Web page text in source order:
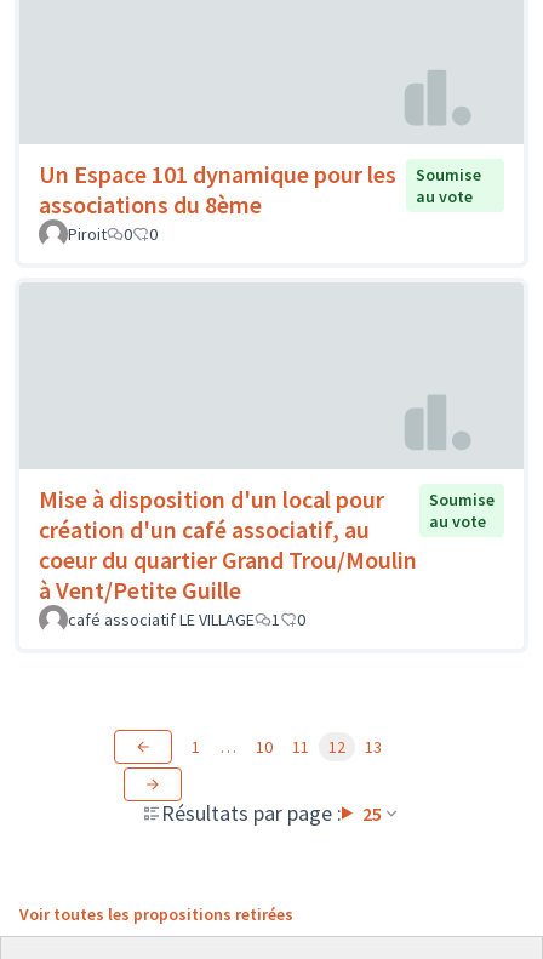
Un Espace 101 dynamique pour les
associations du 8ème
Soumise
au vote
Piroit
0 0
Mise à disposition d'un local pour
création d'un café associatif, au
coeur du quartier Grand Trou/Moulin
à Vent/Petite Guille
Soumise
au vote
café associatif LE VILLAGE 1 0
Résultats par page : 25
1 … 10 11 12 13
Voir toutes les propositions retirées